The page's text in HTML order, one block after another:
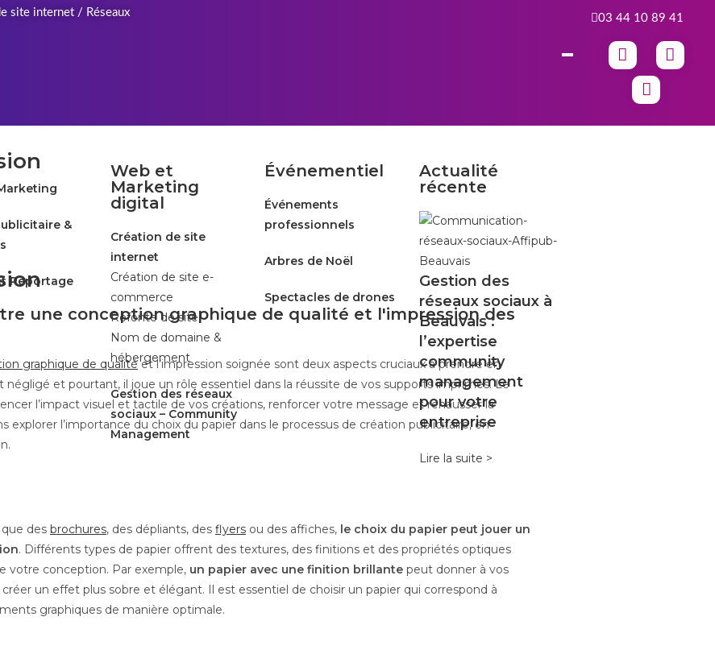
site internet / Réseaux
03 44 10 89 41
&
Reportage
Web et
Marketing
digital
Création de site
internet
Création de site e-
commerce
Refonte de site
Nom de domaine &
hébergement
Gestion des réseaux
sociaux – Community
Management
Événementiel
Événements
professionnels
Arbres de Noël
Spectacles de drones
Actualité
récente
Gestion des
réseaux sociaux à
Beauvais :
l’expertise
community
management
pour votre
entreprise
Lire la suite >
une conception graphique de qualité et l'impression des
graphique de qualitéet l’impression soignée sont deux aspects cruciaux à prendre en
et pourtant, il joue un rôle essentiel dans la réussite de vos supports imprimés. Le
l’impact visuel et tactile de vos créations, renforcer votre message et rehausser la
l’importance du choix du papier dans le processus de création publicitaire, en
des brochures, des dépliants, des flyers ou des affiches, le choix du papier peut jouer un
. Différents types de papier offrent des textures, des finitions et des propriétés optiques
votre conception. Par exemple, un papier avec une finition brillante peut donner à vos
un effet plus sobre et élégant. Il est essentiel de choisir un papier qui correspond à
graphiques de manière optimale.